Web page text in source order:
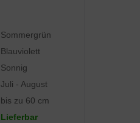
Sommergrün
Blauviolett
Sonnig
Juli - August
bis zu 60 cm
Lieferbar